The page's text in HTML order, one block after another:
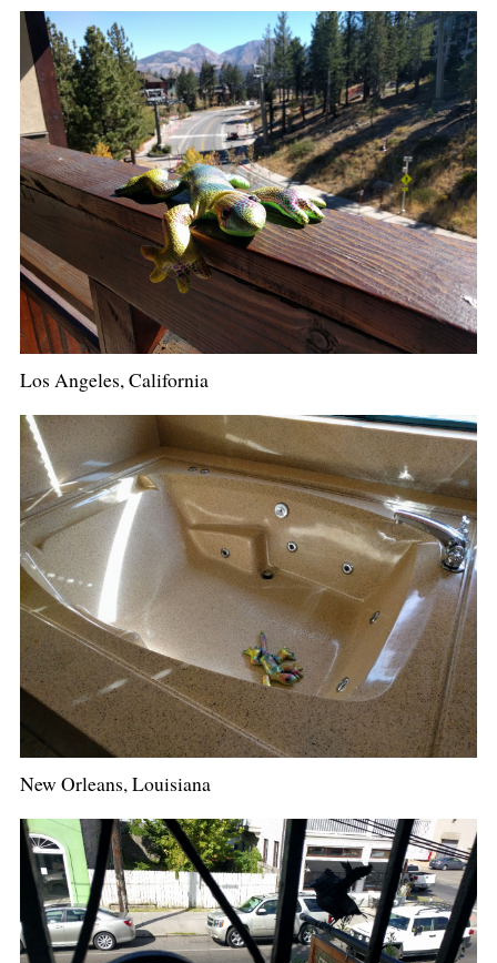
Los Angeles, California
New Orleans, Louisiana